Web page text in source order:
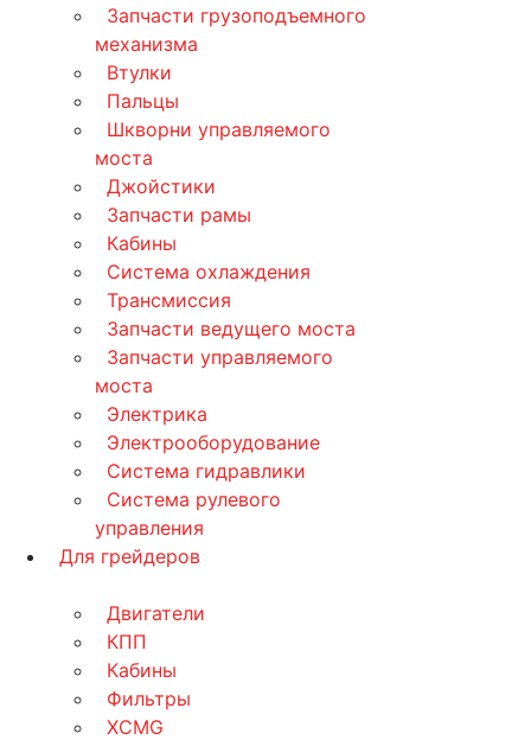
Запчасти грузоподъемного
механизма
Втулки
Пальцы
Шкворни управляемого
моста
Джойстики
Запчасти рамы
Кабины
Система охлаждения
Трансмиссия
Запчасти ведущего моста
Запчасти управляемого
моста
Электрика
Электрооборудование
Система гидравлики
Система рулевого
управления
Для грейдеров
Двигатели
КПП
Кабины
Фильтры
XCMG